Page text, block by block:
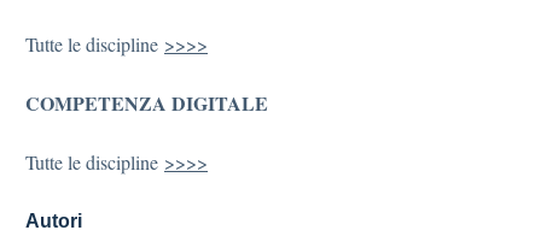
Tutte le discipline >>>>
COMPETENZA DIGITALE
Tutte le discipline >>>>
Autori